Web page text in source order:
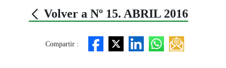
Volver a Nº 15. ABRIL 2016
Compartir :